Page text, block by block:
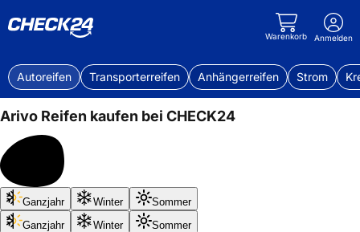
Warenkorb Anmelden
Autoreifen Transporterreifen Anhängerreifen Strom
Arivo Reifen kaufen bei CHECK24
Bis
50%
sparen
Ganzjahr Winter
Sommer
Ganzjahr
Winter Sommer